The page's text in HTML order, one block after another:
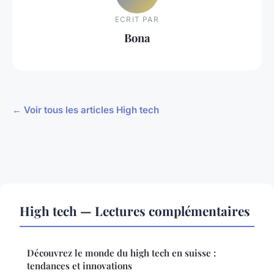
ECRIT PAR
Bona
← Voir tous les articles High tech
High tech — Lectures complémentaires
Découvrez le monde du high tech en suisse :
tendances et innovations